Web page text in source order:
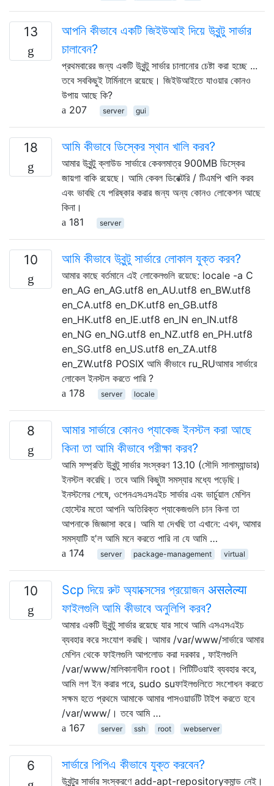
13
আপনি কীভাবে একটি জিইউআই দিয়ে উবুন্টু সার্ভার
চালাবেন?
প্রথমবারের জন্য একটি উবুন্টু সার্ভার চালানোর চেষ্টা করা হচ্ছে ...
তবে সবকিছুই টার্মিনালে রয়েছে। জিইউআইতে যাওয়ার কোনও
উপায় আছে কি?
207
server gui
18 আমি কীভাবে ডিস্কের স্থান খালি করব?
আমার উবুন্টু ক্লাউড সার্ভারে কেবলমাত্র 900MB ডিস্কের
জায়গা বাকি রয়েছে। আমি কেবল ডিরেক্টরি / টিএমপি খালি করব
এবং ভাবছি যে পরিষ্কার করার জন্য অন্য কোনও লোকেশন আছে
কিনা।
181
server
10 আমি কীভাবে উবুন্টু সার্ভারে লোকাল যুক্ত করব?
আমার কাছে বর্তমানে এই লোকেলগুলি রয়েছে: locale -a C
en_AG en_AG.utf8 en_AU.utf8 en_BW.utf8
en_CA.utf8 en_DK.utf8 en_GB.utf8
en_HK.utf8 en_IE.utf8 en_IN en_IN.utf8
en_NG en_NG.utf8 en_NZ.utf8 en_PH.utf8
en_SG.utf8 en_US.utf8 en_ZA.utf8
en_ZW.utf8 POSIX আমি কীভাবে ru_RUআমার সার্ভারে
লোকেল ইনস্টল করতে পারি ?
178
server locale
8
আমার সার্ভারে কোনও প্যাকেজ ইনস্টল করা আছে
কিনা তা আমি কীভাবে পরীক্ষা করব?
আমি সম্প্রতি উবুন্টু সার্ভার সংস্করণ 13.10 (সৌদি সালাম্যান্ডার)
ইনস্টল করেছি। তবে আমি কিছুটা সমস্যার মধ্যে পড়েছি।
ইনস্টলের শেষে, ওপেনএসএসএইচ সার্ভার এবং ভার্চুয়াল মেশিন
হোস্টের মতো আপনি অতিরিক্ত প্যাকেজগুলি চান কিনা তা
আপনাকে জিজ্ঞাসা করে। আমি যা দেখছি তা এখানে: এখন, আমার
সমস্যাটি হ'ল আমি মনে করতে পারি না যে আমি …
174
server package-management virtual
10
Scp দিয়ে রুট অ্যাক্সেসের প্রয়োজন असलेल्या
ফাইলগুলি আমি কীভাবে অনুলিপি করব?
আমার একটি উবুন্টু সার্ভার রয়েছে যার সাথে আমি এসএসএইচ
ব্যবহার করে সংযোগ করছি। আমার /var/www/সার্ভারে আমার
মেশিন থেকে ফাইলগুলি আপলোড করা দরকার , ফাইলগুলি
/var/www/মালিকানাধীন root। পিটিটিওয়াই ব্যবহার করে,
আমি লগ ইন করার পরে, sudo suফাইলগুলিতে সংশোধন করতে
সক্ষম হতে প্রথমে আমাকে আমার পাসওয়ার্ডটি টাইপ করতে হবে
/var/www/। তবে আমি …
167
server ssh root webserver
6 সার্ভারে পিপিএ কীভাবে যুক্ত করবেন?
উবুন্টুর সার্ভার সংস্করণে add-apt-repositoryকমান্ড নেই।